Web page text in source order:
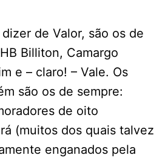
de Valor, são os de
Billiton, Camargo
e – claro! – Vale. Os
são os de sempre:
de oito
(muitos dos quais talvez
enganados pela